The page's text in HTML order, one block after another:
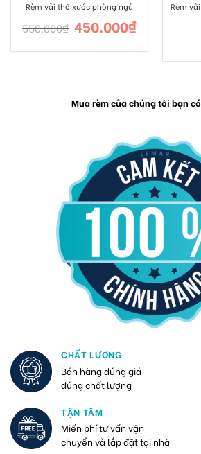
Rèm vải thô xước phòng ngủ
550.000₫ 450.000₫
Rèm
Mua rèm của chúng tôi bạn
CHẤT LƯỢNG
Bán hàng đúng giá
đúng chất lượng
TẬN TÂM
Miến phí tư vấn vận
chuyển và lắp đặt tại nhà